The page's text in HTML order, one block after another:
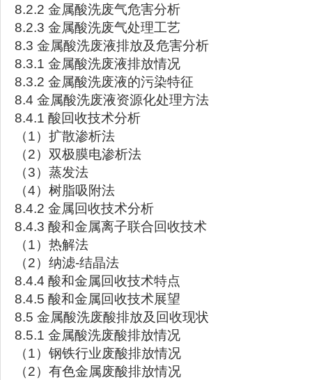
8.2.2 金属酸洗废气危害分析
8.2.3 金属酸洗废气处理工艺
8.3 金属酸洗废液排放及危害分析
8.3.1 金属酸洗废液排放情况
8.3.2 金属酸洗废液的污染特征
8.4 金属酸洗废液资源化处理方法
8.4.1 酸回收技术分析
（1）扩散渗析法
（2）双极膜电渗析法
（3）蒸发法
（4）树脂吸附法
8.4.2 金属回收技术分析
8.4.3 酸和金属离子联合回收技术
（1）热解法
（2）纳滤-结晶法
8.4.4 酸和金属回收技术特点
8.4.5 酸和金属回收技术展望
8.5 金属酸洗废酸排放及回收现状
8.5.1 金属酸洗废酸排放情况
（1）钢铁行业废酸排放情况
（2）有色金属废酸排放情况